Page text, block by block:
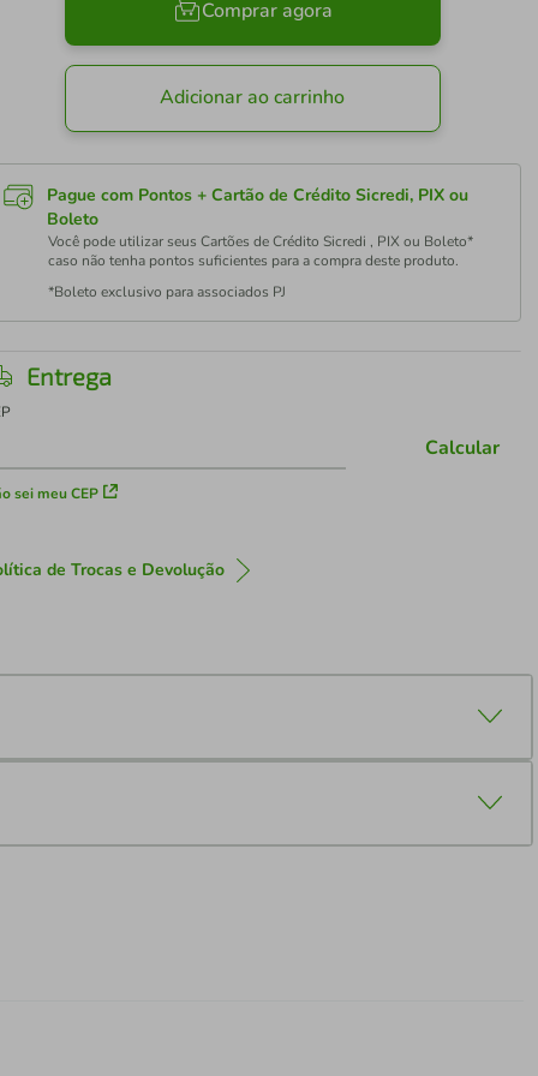
Comprar agora
Adicionar ao carrinho
Pague com Pontos + Cartão de Crédito Sicredi, PIX ou
Boleto
Você pode utilizar seus Cartões de Crédito Sicredi , PIX ou Boleto*
caso não tenha pontos suficientes para a compra deste produto.
*Boleto exclusivo para associados PJ
Entrega
sei meu CEP
Calcular
de Trocas e Devolução